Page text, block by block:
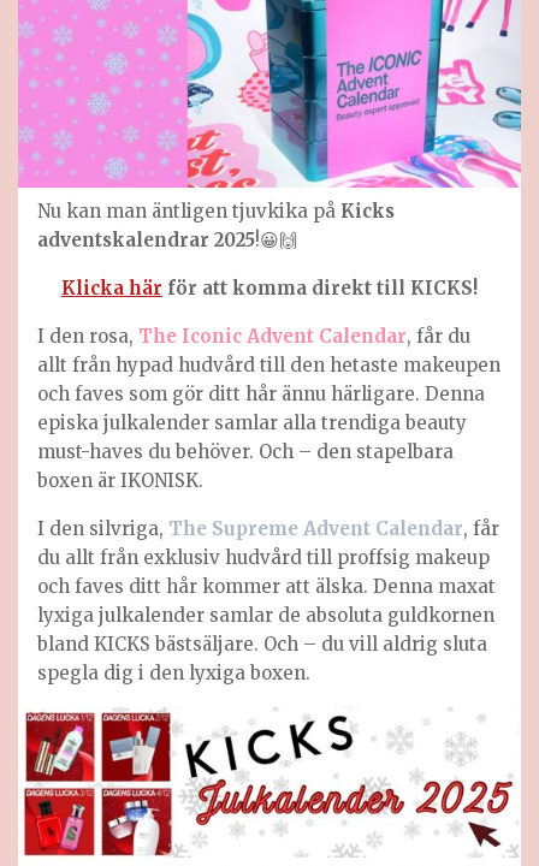
Nu kan man äntligen tjuvkika på Kicks
adventskalendrar 2025!😀🙌
Klicka här för att komma direkt till KICKS!
I den rosa, The Iconic Advent Calendar, får du
allt från hypad hudvård till den hetaste makeupen
och faves som gör ditt hår ännu härligare. Denna
episka julkalender samlar alla trendiga beauty
must-haves du behöver. Och – den stapelbara
boxen är IKONISK.
I den silvriga, The Supreme Advent Calendar, får
du allt från exklusiv hudvård till proffsig makeup
och faves ditt hår kommer att älska. Denna maxat
lyxiga julkalender samlar de absoluta guldkornen
bland KICKS bästsäljare. Och – du vill aldrig sluta
spegla dig i den lyxiga boxen.